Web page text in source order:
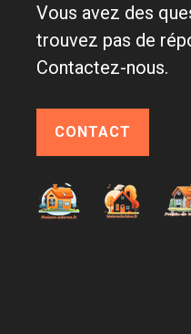
Vous avez des
trouvez pas de
Contactez-nous.
CONTACT